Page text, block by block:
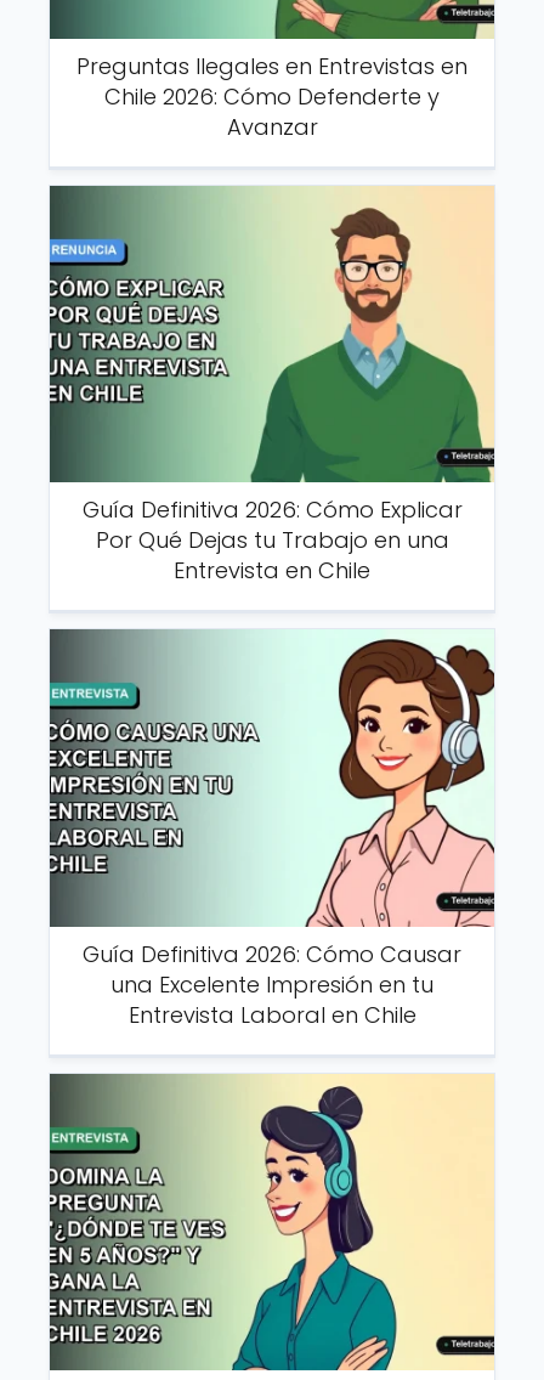
Preguntas Ilegales en Entrevistas en
Chile 2026: Cómo Defenderte y
Avanzar
Guía Definitiva 2026: Cómo Explicar
Por Qué Dejas tu Trabajo en una
Entrevista en Chile
Guía Definitiva 2026: Cómo Causar
una Excelente Impresión en tu
Entrevista Laboral en Chile